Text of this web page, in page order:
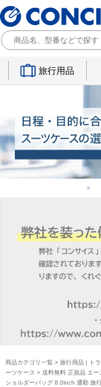
旅行用品
商品カテゴリ一覧 > 旅行用品 | ト
ーツケース > 送料無料 正規品 エ
ショルダーバッグ 8.0inch 通勤 旅